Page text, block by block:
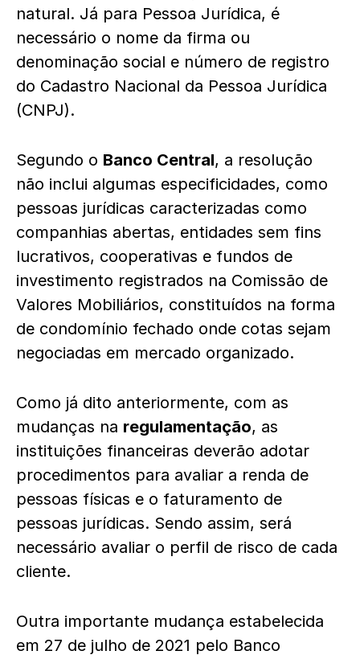
natural. Já para Pessoa Jurídica, é
necessário o nome da firma ou
denominação social e número de registro
do Cadastro Nacional da Pessoa Jurídica
(CNPJ).
Segundo o Banco Central, a resolução
não inclui algumas especificidades, como
pessoas jurídicas caracterizadas como
companhias abertas, entidades sem fins
lucrativos, cooperativas e fundos de
investimento registrados na Comissão de
Valores Mobiliários, constituídos na forma
de condomínio fechado onde cotas sejam
negociadas em mercado organizado.
Como já dito anteriormente, com as
mudanças na regulamentação, as
instituições financeiras deverão adotar
procedimentos para avaliar a renda de
pessoas físicas e o faturamento de
pessoas jurídicas. Sendo assim, será
necessário avaliar o perfil de risco de cada
cliente.
Outra importante mudança estabelecida
em 27 de julho de 2021 pelo Banco